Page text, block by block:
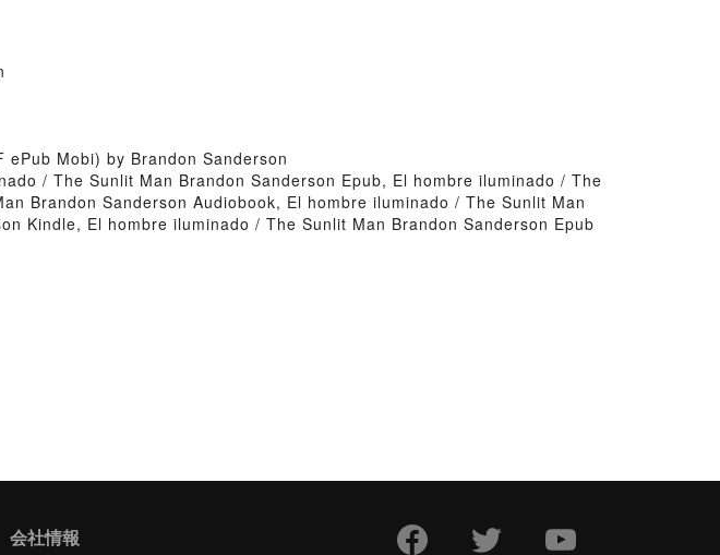
Mobi) by Brandon Sanderson
/ The Sunlit Man Brandon Sanderson Epub, El hombre iluminado / The
Brandon Sanderson Audiobook, El hombre iluminado / The Sunlit Man
Kindle, El hombre iluminado / The Sunlit Man Brandon Sanderson Epub
会社情報